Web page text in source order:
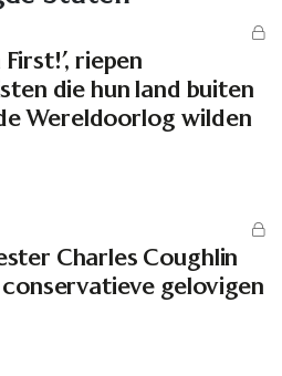
riepen
die hun land buiten
Wereldoorlog wilden
Charles Coughlin
gelovigen